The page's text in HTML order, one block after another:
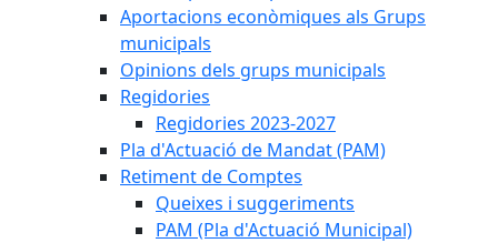
Aportacions econòmiques als Grups
municipals
Opinions dels grups municipals
Regidories
Regidories 2023-2027
Pla d'Actuació de Mandat (PAM)
Retiment de Comptes
Queixes i suggeriments
PAM (Pla d'Actuació Municipal)